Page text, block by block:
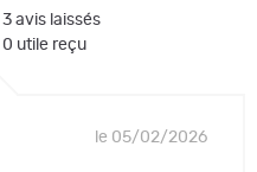
3 avis laissés
0 utile reçu
le 05/02/2026